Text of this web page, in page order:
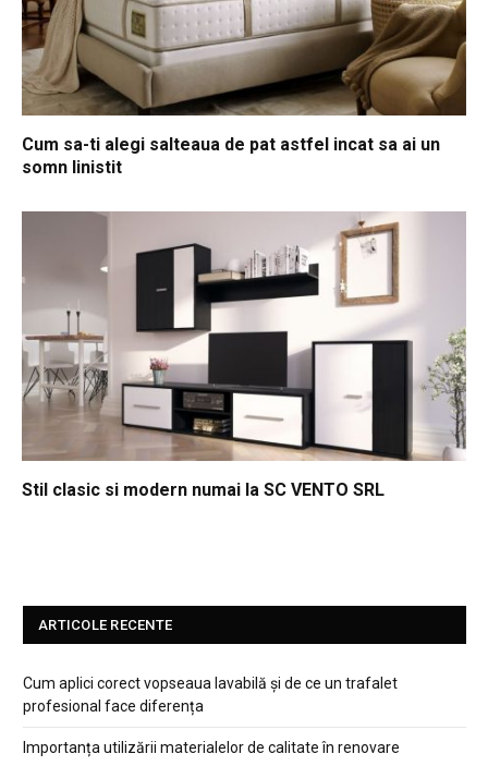
Cum sa-ti alegi salteaua de pat astfel incat sa ai un
somn linistit
Stil clasic si modern numai la SC VENTO SRL
ARTICOLE RECENTE
Cum aplici corect vopseaua lavabilă și de ce un trafalet
profesional face diferența
Importanța utilizării materialelor de calitate în renovare